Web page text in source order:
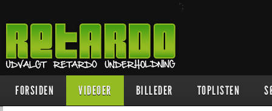
";
FORSIDEN VIDEOER BILLEDER TOPLISTEN